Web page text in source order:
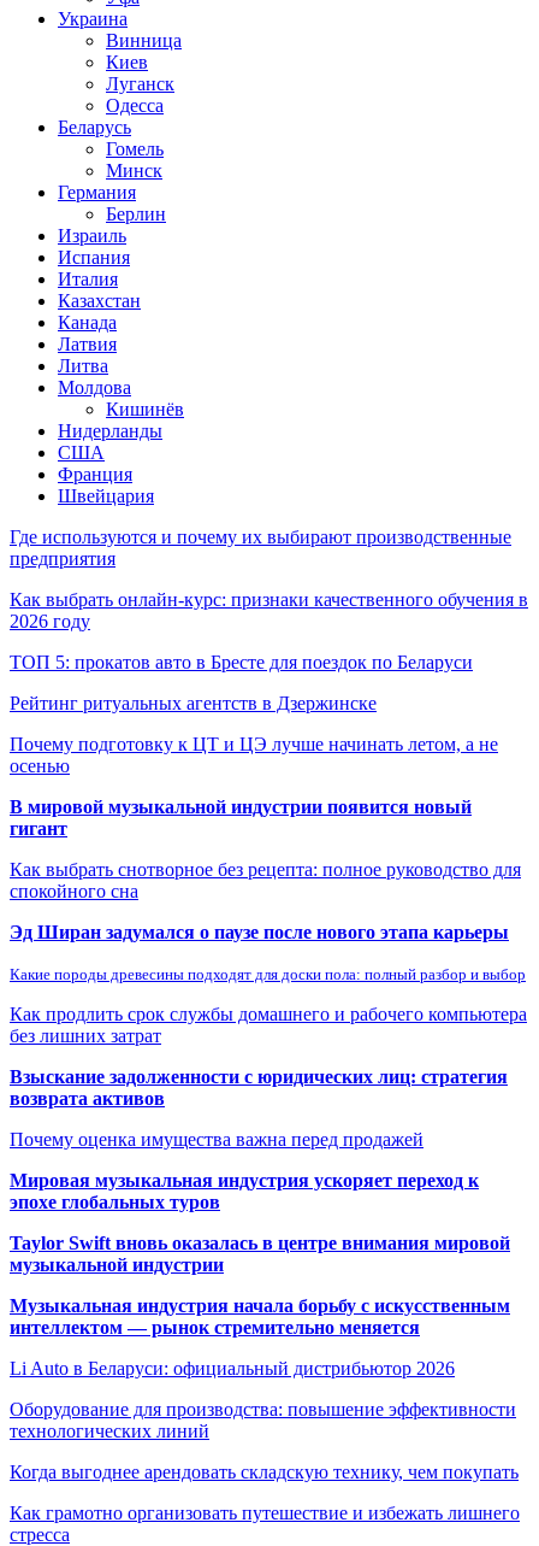
Украина
Винница
Киев
Луганск
Одесса
Беларусь
Гомель
Минск
Германия
Берлин
Израиль
Испания
Италия
Казахстан
Канада
Латвия
Литва
Молдова
Кишинёв
Нидерланды
США
Франция
Швейцария
Где используются и почему их выбирают производственные
предприятия
Как выбрать онлайн-курс: признаки качественного обучения в
2026 году
ТОП 5: прокатов авто в Бресте для поездок по Беларуси
Рейтинг ритуальных агентств в Дзержинске
Почему подготовку к ЦТ и ЦЭ лучше начинать летом, а не
осенью
В мировой музыкальной индустрии появится новый
гигант
Как выбрать снотворное без рецепта: полное руководство для
спокойного сна
Эд Ширан задумался о паузе после нового этапа карьеры
Какие породы древесины подходят для доски пола: полный разбор и выбор
Как продлить срок службы домашнего и рабочего компьютера
без лишних затрат
Взыскание задолженности с юридических лиц: стратегия
возврата активов
Почему оценка имущества важна перед продажей
Мировая музыкальная индустрия ускоряет переход к
эпохе глобальных туров
Taylor Swift вновь оказалась в центре внимания мировой
музыкальной индустрии
Музыкальная индустрия начала борьбу с искусственным
интеллектом — рынок стремительно меняется
Li Auto в Беларуси: официальный дистрибьютор 2026
Оборудование для производства: повышение эффективности
технологических линий
Когда выгоднее арендовать складскую технику, чем покупать
Как грамотно организовать путешествие и избежать лишнего
стресса